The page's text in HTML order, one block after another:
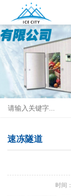
速冻隧道
时间